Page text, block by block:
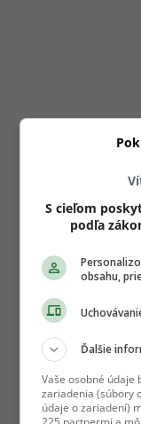
S cieľom
podľa
obsahu,
Ďalšie
Vaše osobné údaje
zariadenia (súbory
údaje o zariadení)